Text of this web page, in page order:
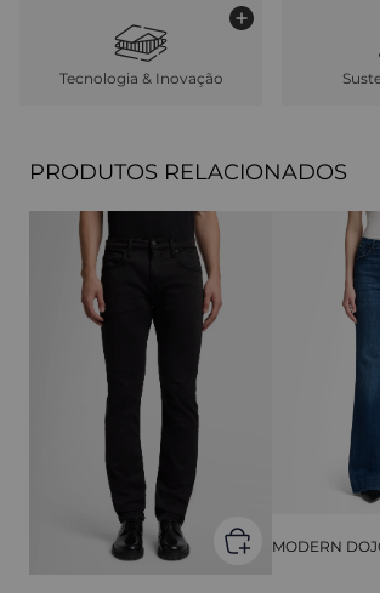
Tecnologia & Inovação
PRODUTOS RELACIONADOS
MODERN